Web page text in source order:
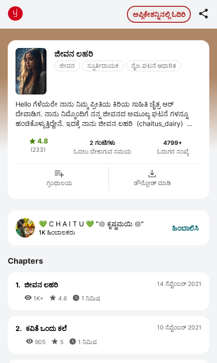
ಅಪ್ಲಿಕೇಶನ್ನಿನಲ್ಲಿ ಓದಿರಿ 
ಜೀವನ ಲಹರಿ
ಜೀವನ ಸ್ಫೂರ್ತಿದಾಯಕ ನೈಜ ಘಟನೆ ಆಧಾರಿತ
Hello ಗೆಳೆಯರೇ ನಾನು ನಿಮ್ಮ ಪ್ರೀತಿಯ ಕಿರಿಯ ಸಾಹಿತಿ ಚೈತ್ರ ಆರ್
ದೇವಾಡಿಗ. ನಾನು ನಿಮ್ಮೊಂದಿಗೆ ನನ್ನ ಜೀವನದ ಅಮೂಲ್ಯ ಘಟನೆ ಗಳನ್ನೂ
ಹಂಚಿಕೊಳ್ಳುತ್ತಿದ್ದೇನೆ. ಇದಕ್ಕೆ ನಾನು ಜೀವನ ಲಹರಿ (chaitus_dairy) ಅಂತ
4.8
(233)
2 ಗಂಟೆಗಳು
ಓದಲು ಬೇಕಾಗುವ ಸಮಯ
4799+
ಓದುಗರ ಸಂಖ್ಯೆ
ಗ್ರಂಥಾಲಯ ಡೌನ್ಲೋಡ್ ಮಾಡಿ
💚 C H A I T U 💚 "𑁍 ಕೃಷ್ಣಮಯಿ 𑁍"
1K ಹಿಂಬಾಲಕರು
ಹಿಂಬಾಲಿಸಿ
Chapters
1. ಜೀವನ ಲಹರಿ
 1K+  4.6  1 ನಿಮಿಷ
14 ಸೆಪ್ಟೆಂಬರ್ 2021
2. ಕವಿತೆ ಒಂದು ಕಲೆ
 905  5  1 ನಿಮಿಷ
10 ಸೆಪ್ಟೆಂಬರ್ 2021